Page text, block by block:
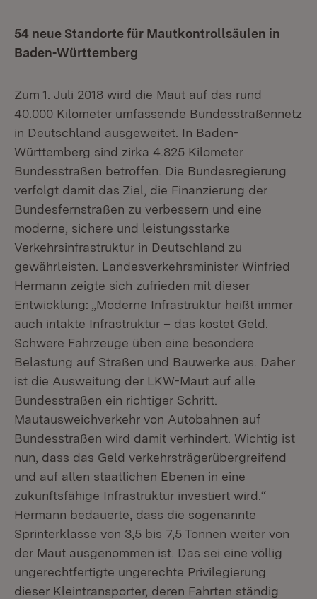
54 neue Standorte für Mautkontrollsäulen in
Baden-Württemberg
Zum 1. Juli 2018 wird die Maut auf das rund
40.000 Kilometer umfassende Bundesstraßennetz
in Deutschland ausgeweitet. In Baden-
Württemberg sind zirka 4.825 Kilometer
Bundesstraßen betroffen. Die Bundesregierung
verfolgt damit das Ziel, die Finanzierung der
Bundesfernstraßen zu verbessern und eine
moderne, sichere und leistungsstarke
Verkehrsinfrastruktur in Deutschland zu
gewährleisten. Landesverkehrsminister Winfried
Hermann zeigte sich zufrieden mit dieser
Entwicklung: „Moderne Infrastruktur heißt immer
auch intakte Infrastruktur – das kostet Geld.
Schwere Fahrzeuge üben eine besondere
Belastung auf Straßen und Bauwerke aus. Daher
ist die Ausweitung der LKW-Maut auf alle
Bundesstraßen ein richtiger Schritt.
Mautausweichverkehr von Autobahnen auf
Bundesstraßen wird damit verhindert. Wichtig ist
nun, dass das Geld verkehrsträgerübergreifend
und auf allen staatlichen Ebenen in eine
zukunftsfähige Infrastruktur investiert wird.“
Hermann bedauerte, dass die sogenannte
Sprinterklasse von 3,5 bis 7,5 Tonnen weiter von
der Maut ausgenommen ist. Das sei eine völlig
ungerechtfertigte ungerechte Privilegierung
dieser Kleintransporter, deren Fahrten ständig